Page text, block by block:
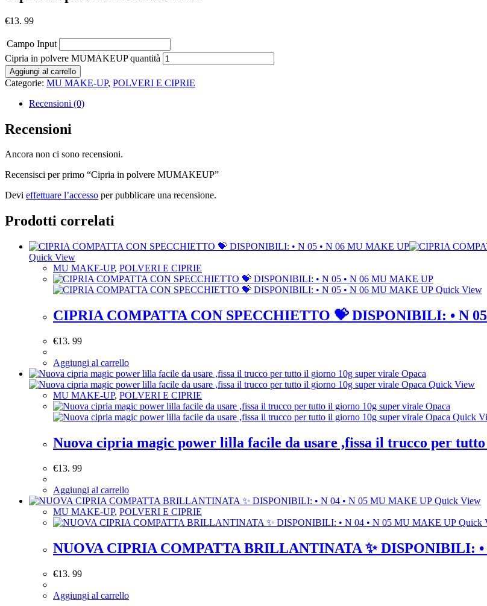
€13. 99
Campo Input
Cipria in polvere MUMAKEUP quantità
Aggiungi al carrello
Categorie: MU MAKE-UP, POLVERI E CIPRIE
Recensioni (0)
Recensioni
Ancora non ci sono recensioni.
Recensisci per primo “Cipria in polvere MUMAKEUP”
Devi effettuare l’accesso per pubblicare una recensione.
Prodotti correlati
Quick View
MU MAKE-UP, POLVERI E CIPRIE
Quick View
CIPRIA COMPATTA CON SPECCHIETTO 💝 DISPONIBILI: • N
€13. 99
Aggiungi al carrello
Quick View
MU MAKE-UP, POLVERI E CIPRIE
Quick
Nuova cipria magic power lilla facile da usare ,fissa il trucco per
€13. 99
Aggiungi al carrello
Quick View
MU MAKE-UP, POLVERI E CIPRIE
Quick
NUOVA CIPRIA COMPATTA BRILLANTINATA ✨ DISPONIBILI: •
€13. 99
Aggiungi al carrello